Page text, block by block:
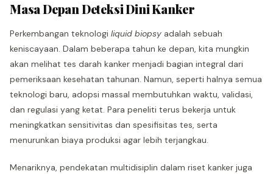
Masa Depan Deteksi Dini Kanker
Perkembangan teknologi liquid biopsy adalah sebuah
keniscayaan. Dalam beberapa tahun ke depan, kita mungkin
akan melihat tes darah kanker menjadi bagian integral dari
pemeriksaan kesehatan tahunan. Namun, seperti halnya semua
teknologi baru, adopsi massal membutuhkan waktu, validasi,
dan regulasi yang ketat. Para peneliti terus bekerja untuk
meningkatkan sensitivitas dan spesifisitas tes, serta
menurunkan biaya produksi agar lebih terjangkau.
Menariknya, pendekatan multidisiplin dalam riset kanker juga